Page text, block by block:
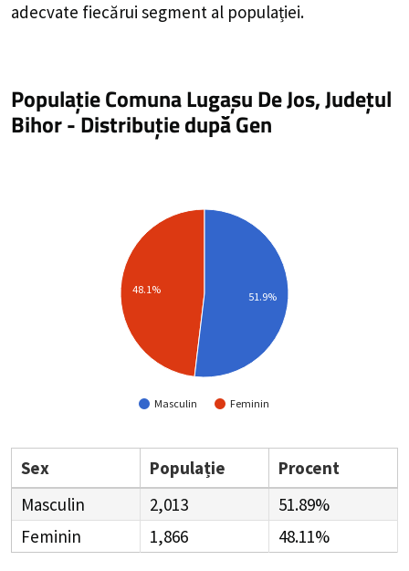
adecvate fiecărui segment al populației.
Populație Comuna Lugașu De Jos, Județul
Bihor-Distribuțiedupă Gen
Masculin Feminin
48.1%
51.9%
Sex Populație
Procent
Masculin
2,013
51.89%
Feminin
1,866 48.11%